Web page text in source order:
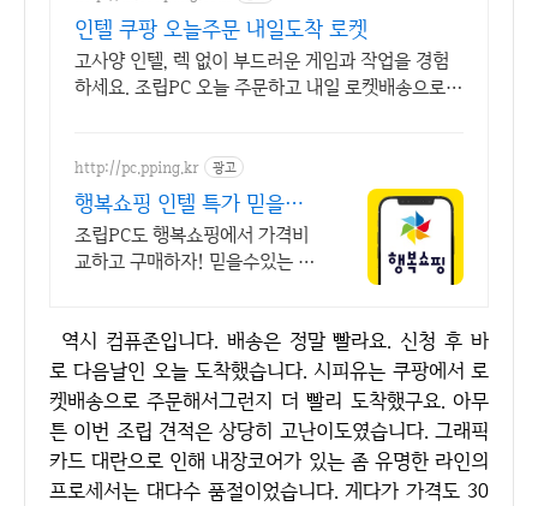
인텔 쿠팡 오늘주문 내일도착 로켓
고사양 인텔, 렉 없이 부드러운 게임과 작업을 경험
하세요. 조립PC 오늘 주문하고 내일 로켓배송으로
http://pc.pping.kr 광고
행복쇼핑 인텔 특가 믿을수
있는 100% 매매보호
조립PC도 행복쇼핑에서 가격비
교하고 구매하자! 믿을수있는 10
특가 상품도 지금 만나 보세요
역시 컴퓨존입니다. 배송은 정말 빨라요. 신청 후 바
로 다음날인 오늘 도착했습니다. 시피유는 쿠팡에서 로
켓배송으로 주문해서그런지 더 빨리 도착했구요. 아무
튼 이번 조립 견적은 상당히 고난이도였습니다. 그래픽
카드 대란으로 인해 내장코어가 있는 좀 유명한 라인의
프로세서는 대다수 품절이었습니다. 게다가 가격도 30